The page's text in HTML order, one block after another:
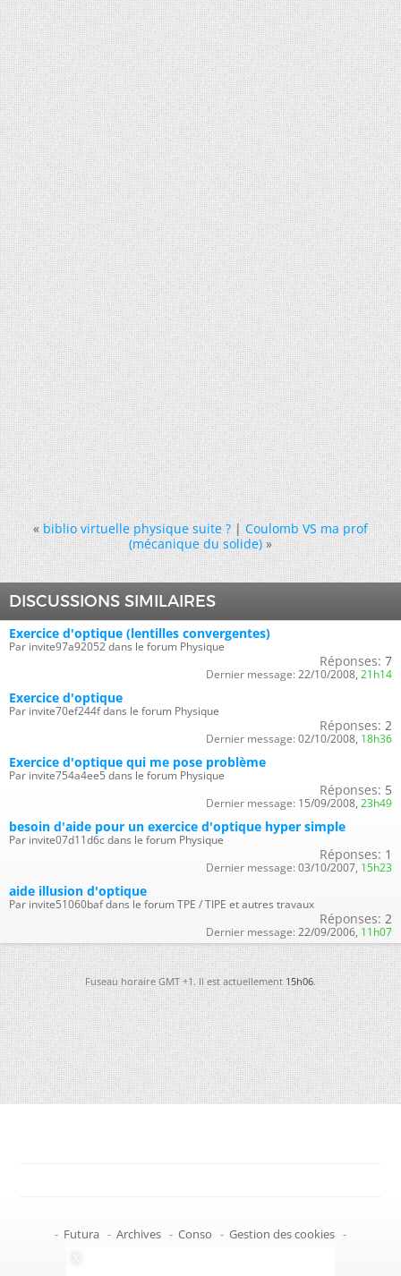
« biblio virtuelle physique suite ?|Coulomb VS ma prof
(mécanique du solide) »
DISCUSSIONS SIMILAIRES
Exercice d'optique (lentilles convergentes)
Par invite97a92052 dans le forum Physique
Réponses: 7
Dernier message: 22/10/2008, 21h14
Exercice d'optique
Par invite70ef244f dans le forum Physique
Réponses: 2
Dernier message: 02/10/2008, 18h36
Exercice d'optique qui me pose problème
Par invite754a4ee5 dans le forum Physique
Réponses: 5
Dernier message: 15/09/2008, 23h49
besoin d'aide pour un exercice d'optique hyper simple
Par invite07d11d6c dans le forum Physique
Réponses: 1
Dernier message: 03/10/2007, 15h23
aide illusion d'optique
Par invite51060baf dans le forum TPE / TIPE et autres travaux
Réponses: 2
Dernier message: 22/09/2006, 11h07
Fuseau horaire GMT +1. Il est actuellement15h06.
- Futura - Archives - Conso - Gestion des cookies -